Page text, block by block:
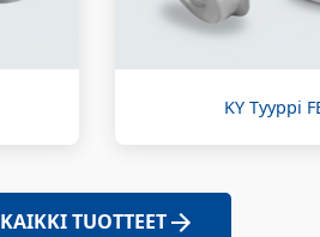
KY Tyyppi
KAIKKI TUOTTEET